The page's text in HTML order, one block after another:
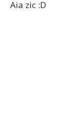
Aia zic :D